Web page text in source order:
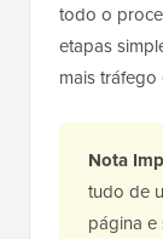
todo o
etapas
mais tráfego
Nota
tudo de
página e